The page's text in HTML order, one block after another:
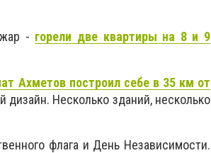
- горели две квартиры на 8 и 9
Ахметов построил себе в 35 км от
дизайн. Несколько зданий, несколько
флага и День Независимости.